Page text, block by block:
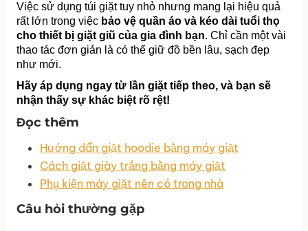
Việc sử dụng túi giặt tuy nhỏ nhưng mang lại hiệu quả
rất lớn trong việc bảo vệ quần áo và kéo dài tuổi thọ
cho thiết bị giặt giũ của gia đình bạn. Chỉ cần một vài
thao tác đơn giản là có thể giữ đồ bền lâu, sạch đẹp
như mới.
Hãy áp dụng ngay từ lần giặt tiếp theo, và bạn sẽ
nhận thấy sự khác biệt rõ rệt!
Đọc thêm
Hướng dẫn giặt hoodie bằng máy giặt
Cách giặt giày trắng bằng máy giặt
Phụ kiện máy giặt nên có trong nhà
Câu hỏi thường gặp